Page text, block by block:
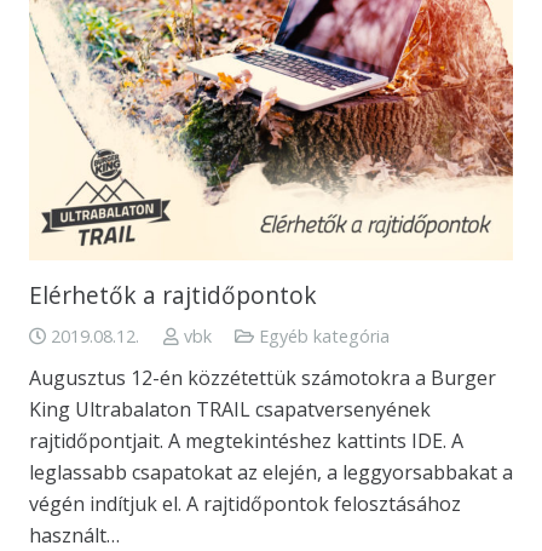
Elérhetők a rajtidőpontok
2019.08.12. vbk Egyéb kategória
Augusztus 12-én közzétettük számotokra a Burger
King Ultrabalaton TRAIL csapatversenyének
rajtidőpontjait. A megtekintéshez kattints IDE. A
leglassabb csapatokat az elején, a leggyorsabbakat a
végén indítjuk el. A rajtidőpontok felosztásához
használt…